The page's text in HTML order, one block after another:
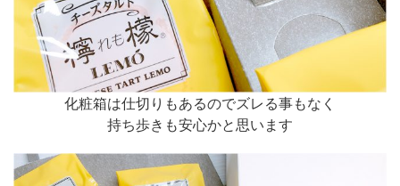
化粧箱は仕切りもあるのでズレる事もなく
持ち歩きも安心かと思います